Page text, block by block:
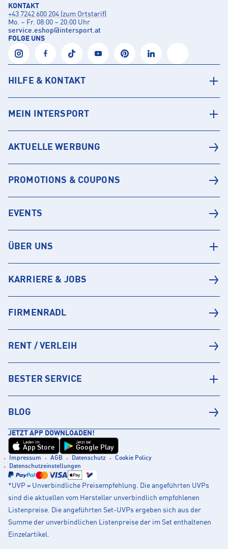
KONTAKT
+43 7242 600 204 (zum Ortstarif)
Mo. – Fr. 08:00 – 20:00 Uhr
service.eshop@intersport.at
FOLGE UNS
HILFE & KONTAKT
MEIN INTERSPORT
AKTUELLE WERBUNG
PROMOTIONS & COUPONS
EVENTS
ÜBER UNS
KARRIERE & JOBS
FIRMENRADL
RENT / VERLEIH
BESTER SERVICE
BLOG
JETZT APP DOWNLOADEN!
Laden im
App Store
Jetzt bei
Google Play
Impressum AGB Datenschutz
Cookie Policy
Datenschutzeinstellungen
*UVP = Unverbindliche Preisempfehlung. Die angeführten UVPs
sind die aktuellen vom Hersteller unverbindlich empfohlenen
Listenpreise. Die angeführten Set-UVPs ergeben sich aus der
Summe der unverbindlichen Listenpreise der im Set enthaltenen
Einzelartikel.